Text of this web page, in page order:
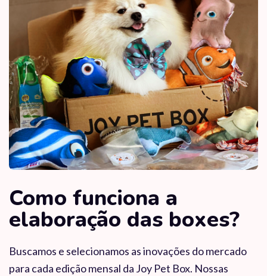
Como funciona a
elaboração das boxes?
Buscamos e selecionamos as inovações do mercado
para cada edição mensal da Joy Pet Box. Nossas